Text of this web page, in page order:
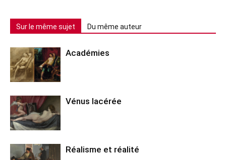
Sur le même sujet Du même auteur
Académies
Vénus lacérée
Réalisme et réalité